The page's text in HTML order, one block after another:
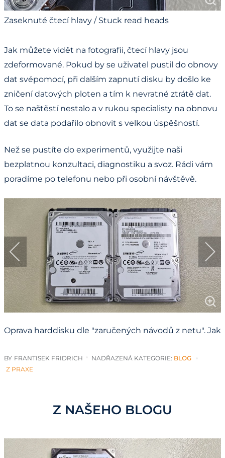
Zaseknuté čtecí hlavy / Stuck read heads
Jak můžete vidět na fotografii, čtecí hlavy jsou
zdeformované. Pokud by se uživatel pustil do obnovy
dat svépomocí, při dalším zapnutí disku by došlo ke
zničení datových ploten a tím k nevratné ztrátě dat.
To se naštěstí nestalo a v rukou specialisty na obnovu
dat se data podařilo obnovit s velkou úspěšností.
Než se pustíte do experimentů, využijte naši
bezplatnou konzultaci, diagnostiku a svoz. Rádi vám
poradíme po telefonu nebo při osobní návštěvě.
Oprava harddisku dle "zaručených návodů z netu". Jak
BY FRANTISEK FRIDRICH NADŘAZENÁ KATEGORIE: BLOG
Z PRAXE
Z NAŠEHO BLOGU